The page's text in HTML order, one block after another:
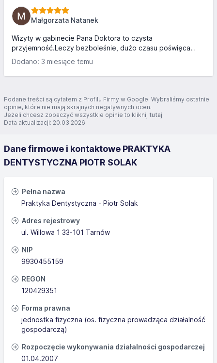
zadowolona z usługi pana doktora .Z calego serca polecam
gabinet .Małgorzata Natanek
Wizyty w gabinecie Pana Doktora to czysta
przyjemność.Leczy bezboleśnie, dużo czasu poświęca
każdemu pacjentowi ,dokładnie wszystko cierpliwie
tłumaczy.Lekarz z powolania w swoim zawodzie.Personel
bardzo miły i sprawnie wszystko przebiega.Moj przypadek
usunieciu zębów i protezę.Pan doktor nie dość że uratował
te które zostały to jeszcze sprawił że wyszłam z pięknym
uśmiechem.Jestem bardzo zadowolona.❤️ Pozdrawiam.
Dodano: 3 miesiące temu
Podane treści są cytatem z Profilu Firmy w Google. Wybraliśmy ostatnie
opinie, które nie mają skrajnych negatywnych ocen.
Jeżeli chcesz zobaczyć wszystkie opinie to kliknij tutaj.
Data aktualizacji: 20.03.2026
Dane firmowe i kontaktowe PRAKTYKA
DENTYSTYCZNA PIOTR SOLAK
Pełna nazwa
Praktyka Dentystyczna - Piotr Solak
Adres rejestrowy
ul. Willowa 1 33-101 Tarnów
NIP
9930455159
REGON
120429351
Forma prawna
jednostka fizyczna (os. fizyczna prowadząca działalność
gospodarczą)
Rozpoczęcie wykonywania działalności gospodarczej
01.04.2007